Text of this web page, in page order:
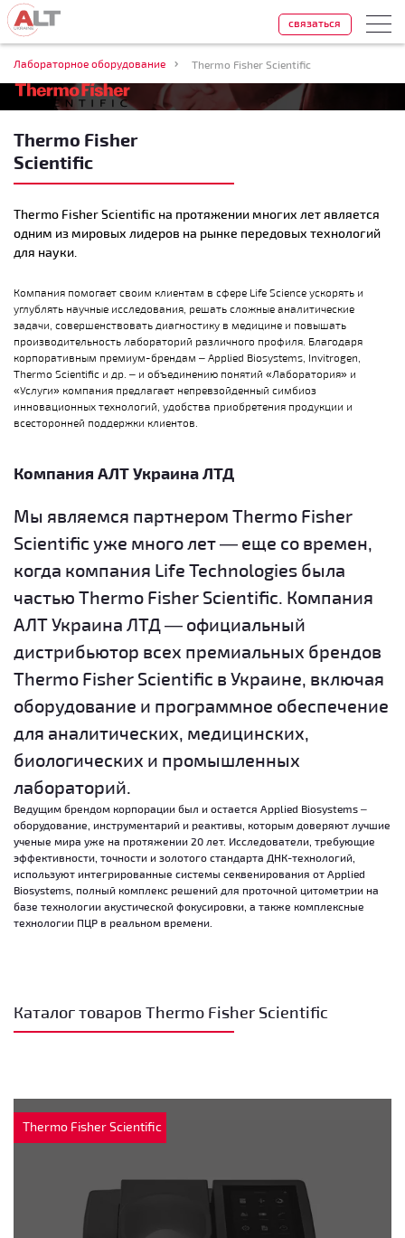
Лабораторное оборудование Thermo Fisher Scientific
связаться
Thermo Fisher
Scientific
Thermo Fisher Scientific на протяжении многих лет является
одним из мировых лидеров на рынке передовых технологий
для науки.
Компания помогает своим клиентам в сфере Life Science ускорять и
углублять научные исследования, решать сложные аналитические
задачи, совершенствовать диагностику в медицине и повышать
производительность лабораторий различного профиля. Благодаря
корпоративным премиум-брендам – Applied Biosystems, Invitrogen,
Thermo Scientific и др. – и объединению понятий «Лаборатория» и
«Услуги» компания предлагает непревзойденный симбиоз
инновационных технологий, удобства приобретения продукции и
всесторонней поддержки клиентов.
Компания АЛТ Украина ЛТД
Мы являемся партнером Thermo Fisher
Scientific уже много лет — еще со времен,
когда компания Life Technologies была
частью Thermo Fisher Scientific. Компания
АЛТ Украина ЛТД — официальный
дистрибьютор всех премиальных брендов
Thermo Fisher Scientific в Украине, включая
оборудование и программное обеспечение
для аналитических, медицинских,
биологических и промышленных
лабораторий.
Ведущим брендом корпорации был и остается Applied Biosystems –
оборудование, инструментарий и реактивы, которым доверяют лучшие
ученые мира уже на протяжении 20 лет. Исследователи, требующие
эффективности, точности и золотого стандарта ДНК-технологий,
используют интегрированные системы секвенирования от Applied
Biosystems, полный комплекс решений для проточной цитометрии на
базе технологии акустической фокусировки, а также комплексные
технологии ПЦР в реальном времени.
Каталог товаров Thermo Fisher Scientific
Thermo Fisher Scientific